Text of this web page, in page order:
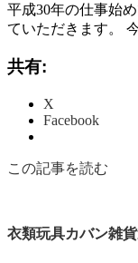
平成30年の仕事始
ていただきます。
共有:
X
Facebook
この記事を読む
衣類玩具カバン雑